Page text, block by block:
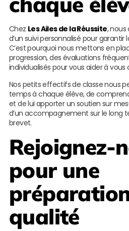
Chez Les Ailes de la Réussite, nous
d’un suivi personnalisé pour garantir
C’est pourquoi nous mettons en
progression, des évaluations
individualisés pour vous aider à
Nos petits effectifs de classe nous
temps à chaque élève, de
et de lui apporter un soutien sur
d’un accompagnement sur le long
brevet.
Rejoignez-
pour une
qualité